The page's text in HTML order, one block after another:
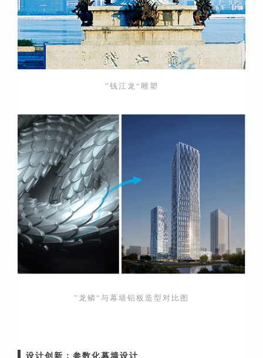
”钱江龙“雕塑
”龙鳞“与幕墙铝板造型对比图
设计创新：参数化幕墙设计